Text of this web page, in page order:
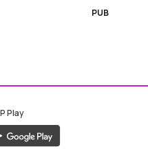
PUB
Play